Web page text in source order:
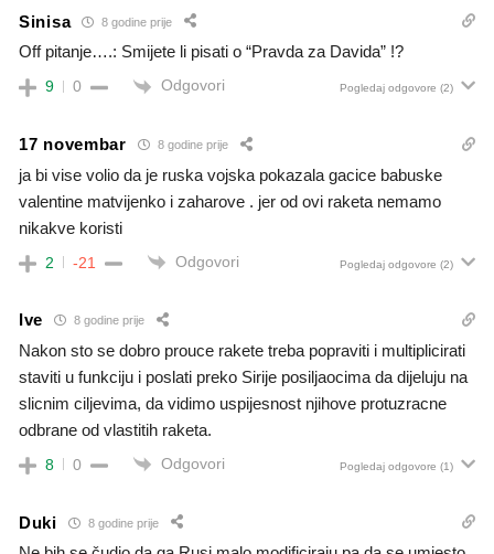
Sinisa 8 godine prije
Off pitanje….: Smijete li pisati o “Pravda za Davida” !?
9 0 Odgovori Pogledaj odgovore (2)
17 novembar 8 godine prije
ja bi vise volio da je ruska vojska pokazala gacice babuske
valentine matvijenko i zaharove . jer od ovi raketa nemamo
nikakve koristi
2 -21 Odgovori Pogledaj odgovore (2)
Ive 8 godine prije
Nakon sto se dobro prouce rakete treba popraviti i multiplicirati
staviti u funkciju i poslati preko Sirije posiljaocima da dijeluju na
slicnim ciljevima, da vidimo uspijesnost njihove protuzracne
odbrane od vlastitih raketa.
8 0 Odgovori Pogledaj odgovore (1)
Duki 8 godine prije